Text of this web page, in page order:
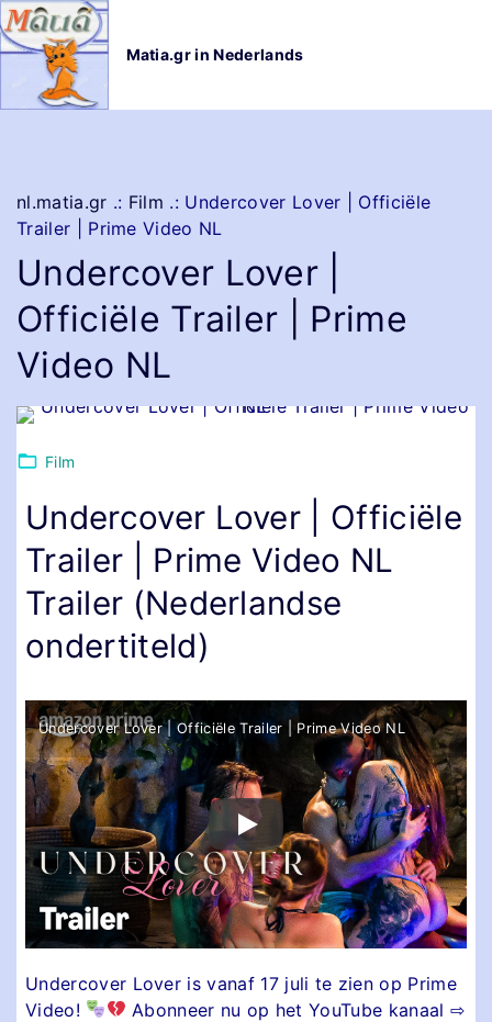
G
a
Matia.gr in Nederlands
nl.matia.gr .: Film .: Undercover Lover | Officiële
Trailer | Prime Video NL
Undercover Lover |
Officiële Trailer | Prime
Video NL
Film
Undercover Lover | Officiële
Trailer | Prime Video NL
Trailer (Nederlandse
ondertiteld)
Undercover Lover | Officiële Trailer | Prime Video NL
Undercover Lover is vanaf 17 juli te zien op Prime
Video!
Abonneer nu op het YouTube kanaal ⇨